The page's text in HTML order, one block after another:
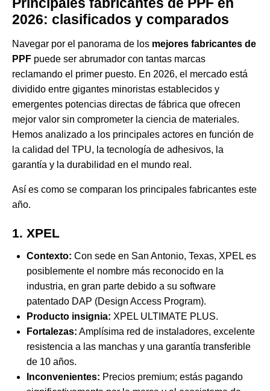
2026: clasificados y comparados
Navegar por el panorama de los mejores fabricantes de
PPF puede ser abrumador con tantas marcas
reclamando el primer puesto. En 2026, el mercado está
dividido entre gigantes minoristas establecidos y
emergentes potencias directas de fábrica que ofrecen
mejor valor sin comprometer la ciencia de materiales.
Hemos analizado a los principales actores en función de
la calidad del TPU, la tecnología de adhesivos, la
garantía y la durabilidad en el mundo real.
Así es como se comparan los principales fabricantes este
año.
1. XPEL
Contexto: Con sede en San Antonio, Texas, XPEL es
posiblemente el nombre más reconocido en la
industria, en gran parte debido a su software
patentado DAP (Design Access Program).
Producto insignia: XPEL ULTIMATE PLUS.
Fortalezas: Amplísima red de instaladores, excelente
resistencia a las manchas y una garantía transferible
de 10 años.
Inconvenientes: Precios premium; estás pagando